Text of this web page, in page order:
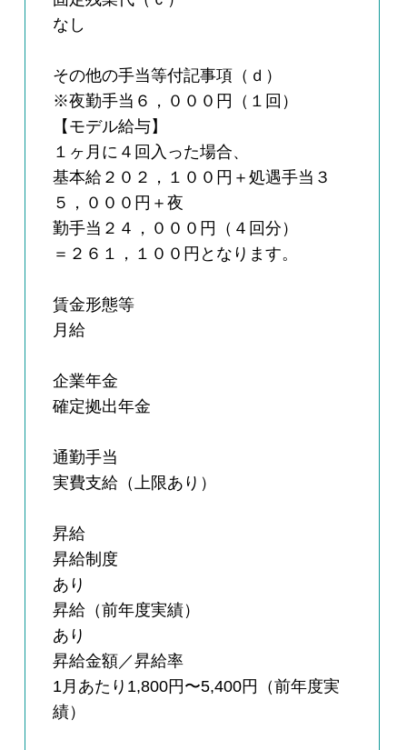
なし
その他の手当等付記事項（ｄ）
※夜勤手当６，０００円（１回）
【モデル給与】
１ヶ月に４回入った場合、
基本給２０２，１００円＋処遇手当３
５，０００円＋夜
勤手当２４，０００円（４回分）
＝２６１，１００円となります。
賃金形態等
月給
企業年金
確定拠出年金
通勤手当
実費支給（上限あり）
昇給
昇給制度
あり
昇給（前年度実績）
あり
昇給金額／昇給率
1月あたり1,800円〜5,400円（前年度実
績）